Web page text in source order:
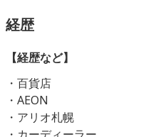
経歴
【経歴など】
・百貨店
・AEON
・アリオ札幌